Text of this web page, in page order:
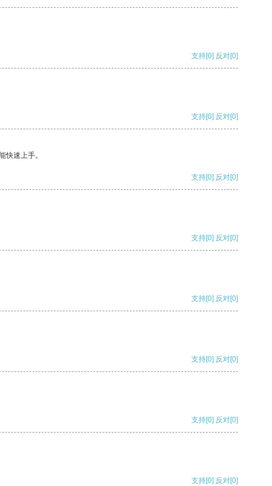
支持[0] 反对[0]
支持[0] 反对[0]
快速上手。
支持[0] 反对[0]
支持[0] 反对[0]
支持[0] 反对[0]
支持[0] 反对[0]
支持[0] 反对[0]
支持[0] 反对[0]